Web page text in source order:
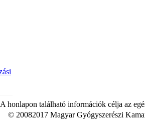
A honlapon található információk célja az
© 20082017 Magyar Gyógyszerészi